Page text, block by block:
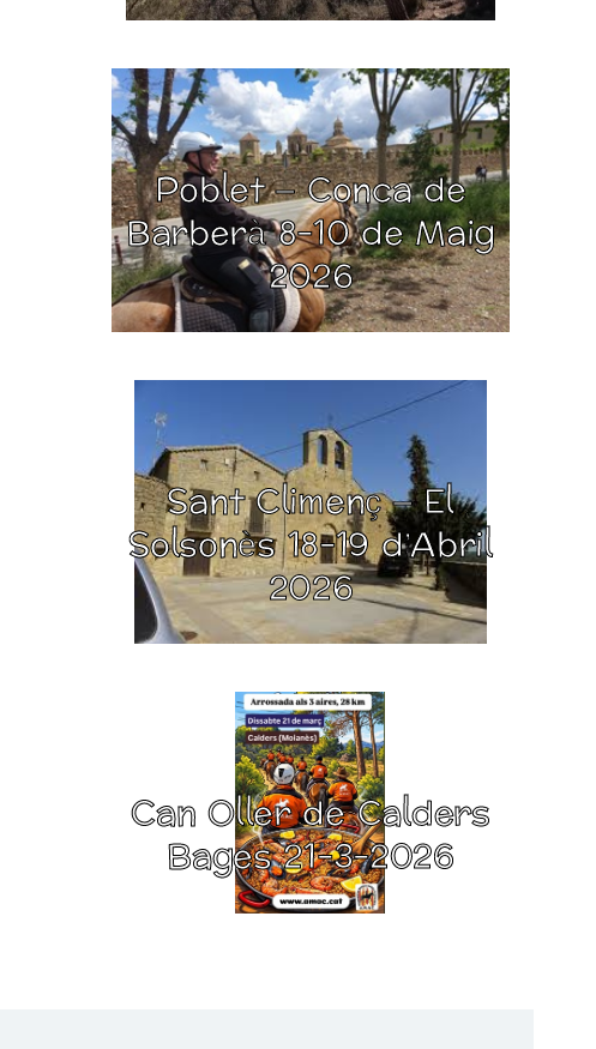
Poblet – Conca de
Barberà 8-10 de Maig
2026
Sant Climenç – El
Solsonès 18-19 d’Abril
2026
Can Oller de Calders
Bages 21-3-2026